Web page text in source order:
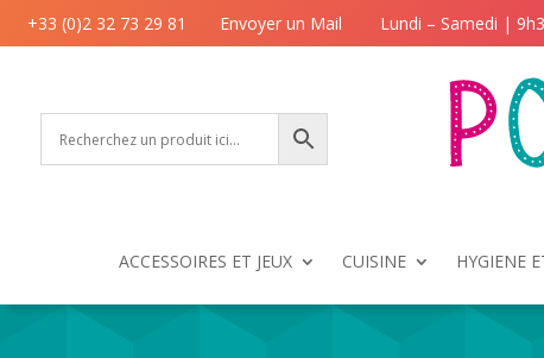
+33 (0)2 32 73 29 81 Envoyer un Mail Lundi – Samedi |
ACCESSOIRES ET JEUX CUISINE HYGIENE